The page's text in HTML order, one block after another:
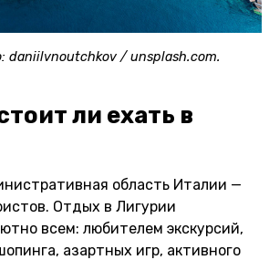
daniilvnoutchkov / unsplash.com.
ли ехать в
область Италии —
Отдых в Лигурии
всем: любителем экскурсий,
азартных игр, активного